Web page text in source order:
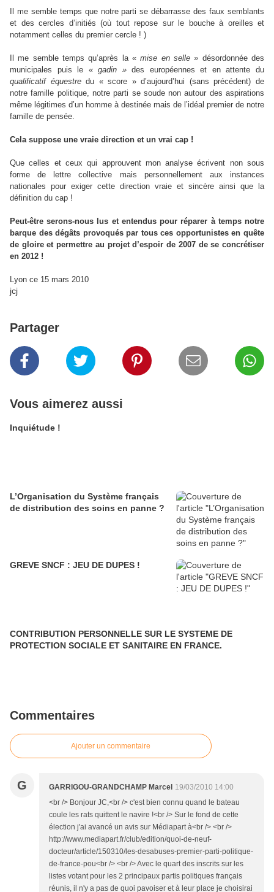
Il me semble temps que notre parti se débarrasse des faux semblants
et des cercles d’initiés (où tout repose sur le bouche à oreilles et
notamment celles du premier cercle ! )
Il me semble temps qu’après la «mise en selle » désordonnée des
municipales puis le « gadin »des européennes et en attente du
qualificatif équestredu « score » d’aujourd’hui (sans précédent) de
notre famille politique, notre parti se soude non autour des aspirations
même légitimes d’un homme à destinée mais de l’idéal premier de notre
famille de pensée.
Cela suppose une vraie direction et un vrai cap !
Que celles et ceux qui approuvent mon analyse écrivent non sous
forme de lettre collective mais personnellement aux instances
nationales pour exiger cette direction vraie et sincère ainsi que la
définition du cap !
Peut-être serons-nous lus et entendus pour réparer à temps notre
barque des dégâts provoqués par tous ces opportunistes en quête
de gloire et permettre au projet d’espoir de 2007 de se concrétiser
en 2012 !
Lyon ce 15 mars 2010
jcj
Partager
Vous aimerez aussi
Inquiétude !
L’Organisation du Système français
de distribution des soins en panne ?
GREVE SNCF : JEU DE DUPES !
CONTRIBUTION PERSONNELLE SUR LE SYSTEME DE
PROTECTION SOCIALE ET SANITAIRE EN FRANCE.
Commentaires
Ajouter un commentaire
G GARRIGOU-GRANDCHAMP Marcel 19/03/2010 14:00
<br /> Bonjour JC,<br /> c'est bien connu quand le bateau
coule les rats quittent le navire !<br /> Sur le fond de cette
élection j'ai avancé un avis sur Médiapart à<br /> <br />
http://www.mediapart.fr/club/edition/quoi-de-neuf-
docteur/article/150310/les-desabuses-premier-parti-politique-
de-france-pou<br /> <br /> Avec le quart des inscrits sur les
listes votant pour les 2 principaux partis politiques français
réunis, il n'y a pas de quoi pavoiser et à leur place je choisirai